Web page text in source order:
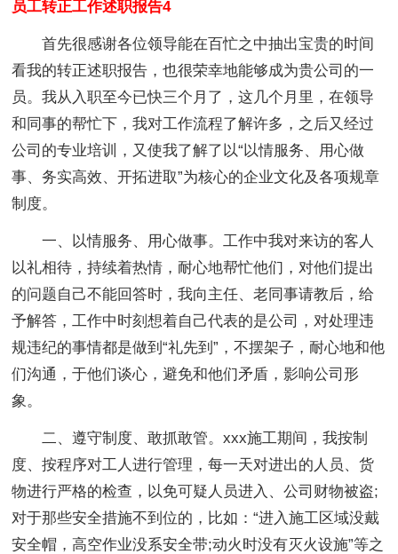
员工转正工作述职报告4
首先很感谢各位领导能在百忙之中抽出宝贵的时间
看我的转正述职报告，也很荣幸地能够成为贵公司的一
员。我从入职至今已快三个月了，这几个月里，在领导
和同事的帮忙下，我对工作流程了解许多，之后又经过
公司的专业培训，又使我了解了以“以情服务、用心做
事、务实高效、开拓进取”为核心的企业文化及各项规章
制度。
一、以情服务、用心做事。工作中我对来访的客人
以礼相待，持续着热情，耐心地帮忙他们，对他们提出
的问题自己不能回答时，我向主任、老同事请教后，给
予解答，工作中时刻想着自己代表的是公司，对处理违
规违纪的事情都是做到“礼先到”，不摆架子，耐心地和他
们沟通，于他们谈心，避免和他们矛盾，影响公司形
象。
二、遵守制度、敢抓敢管。xxx施工期间，我按制
度、按程序对工人进行管理，每一天对进出的人员、货
物进行严格的检查，以免可疑人员进入、公司财物被盗;
对于那些安全措施不到位的，比如：“进入施工区域没戴
安全帽，高空作业没系安全带;动火时没有灭火设施”等之